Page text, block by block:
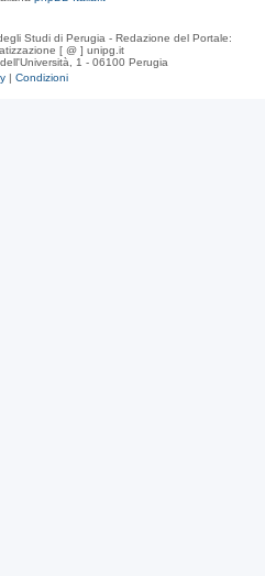
Studi di Perugia - Redazione del Portale:
[ @ ] unipg.it
1 - 06100 Perugia
| Condizioni